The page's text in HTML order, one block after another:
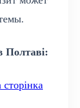
Полтаві: